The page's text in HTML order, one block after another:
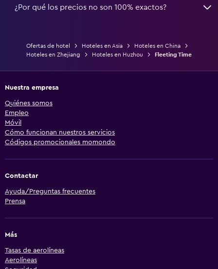
¿Por qué los precios no son 100% exactos?
Ofertas de hotel Hoteles en Asia
Hoteles en China
Hoteles en Zhejiang
Hoteles en Huzhou Fleeting Time
Nuestra empresa
Quiénes somos
Empleo
Móvil
Cómo funcionan nuestros servicios
Códigos promocionales momondo
Contactar
Ayuda/Preguntas frecuentes
Prensa
Más
Tasas de aerolíneas
Aerolíneas